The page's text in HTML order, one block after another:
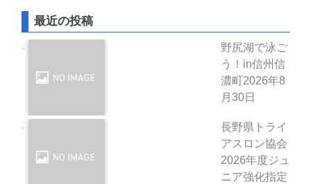
最近の投稿
野尻湖で泳ご
う！in信州信
濃町 2026年8
月30日
長野県トライ
アスロン協会
2026年度ジュ
ニア強化指定